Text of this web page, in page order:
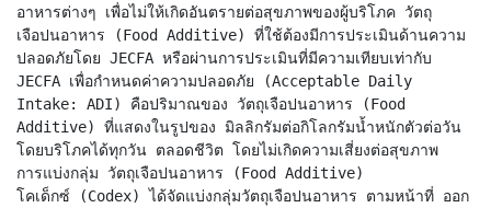
อาหารต่างๆ เพื่อไม่ให้เกิดอันตรายต่อสุขภาพของผู้บริโภค วัตถุ
เจือปนอาหาร (Food Additive) ที่ใช้ต้องมีการประเมินด้านความ
ปลอดภัยโดย JECFA หรือผ่านการประเมินที่มีความเทียบเท่ากับ
JECFA เพื่อกำหนดค่าความปลอดภัย (Acceptable Daily
Intake: ADI) คือปริมาณของ วัตถุเจือปนอาหาร (Food
Additive) ที่แสดงในรูปของ มิลลิกรัมต่อกิโลกรัมน้ำหนักตัวต่อวัน
โดยบริโภคได้ทุกวัน ตลอดชีวิต โดยไม่เกิดความเสี่ยงต่อสุขภาพ
การแบ่งกลุ่ม วัตถุเจือปนอาหาร (Food Additive)
โคเด็กซ์ (Codex) ได้จัดแบ่งกลุ่มวัตถุเจือปนอาหาร ตามหน้าที่ ออก